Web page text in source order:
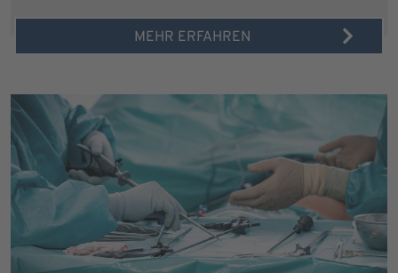
MEHR ERFAHREN